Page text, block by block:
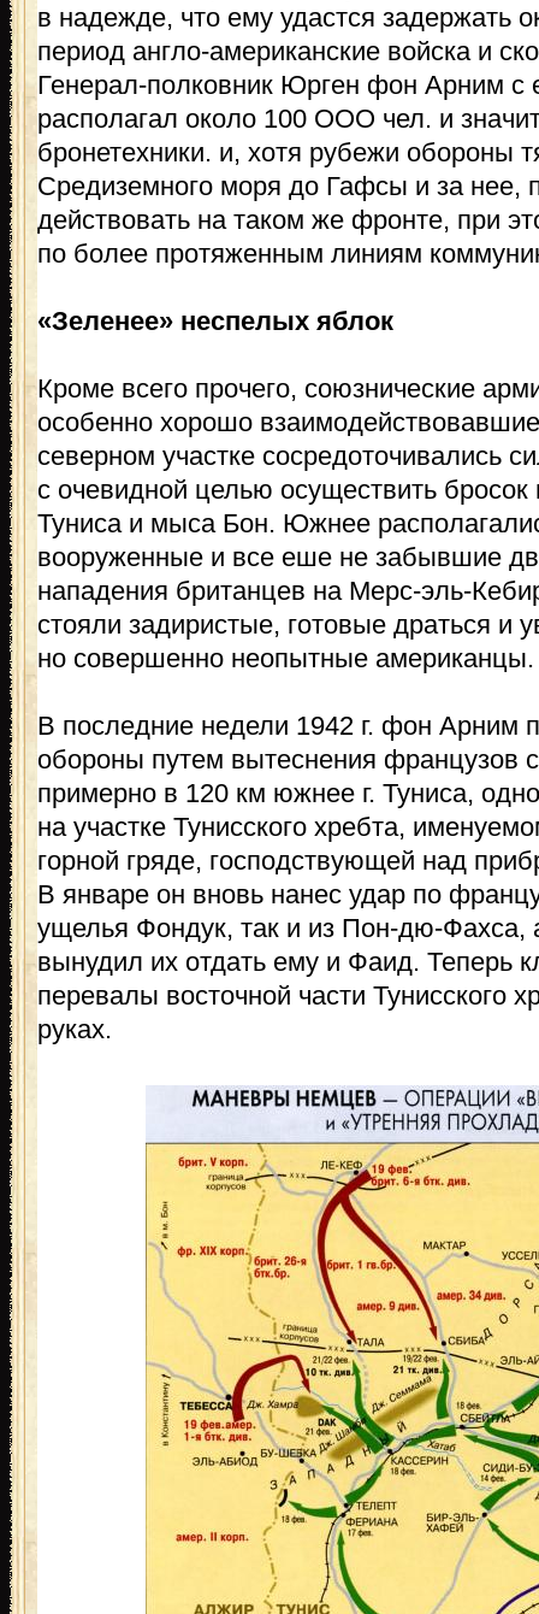
в надежде, что ему удастся задержать
период англо-американские войска и
Генерал-полковник Юрген фон Арним с
располагал около 100 ООО чел. и
бронетехники. и, хотя рубежи обороны
Средиземного моря до Гафсы и за нее,
действовать на таком же фронте, при
по более протяженным линиям
«Зеленее» неспелых яблок
Кроме всего прочего, союзнические
особенно хорошо
северном участке сосредоточивались
с очевидной целью осуществить бросок
Туниса и мыса Бон. Южнее
вооруженные и все еше не забывшие
нападения британцев на Мерс-эль-
стояли задиристые, готовые драться и
но совершенно неопытные американцы.
В последние недели 1942 г. фон Арним
обороны путем вытеснения французов
примерно в 120 км южнее г. Туниса,
на участке Тунисского хребта,
горной гряде, господствующей над
В январе он вновь нанес удар по
ущелья Фондук, так и из Пон-дю-Фахса,
вынудил их отдать ему и Фаид. Теперь
перевалы восточной части Тунисского
руках.